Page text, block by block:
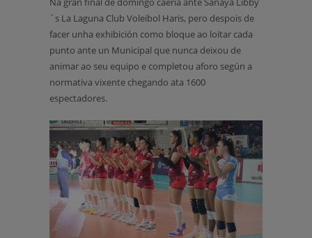
´s La Laguna Club Voleibol Haris, pero despois de
facer unha exhibición como bloque ao loitar cada
punto ante un Municipal que nunca deixou de
animar ao seu equipo e completou aforo según a
normativa vixente chegando ata 1600
espectadores.